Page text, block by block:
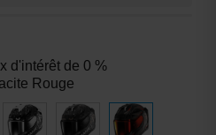
Rouge
d'intérêt de 0 %